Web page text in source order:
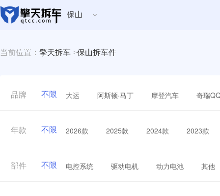
保山
当前位置： 擎天拆车 >保山拆车件
品牌 不限 大运 阿斯顿·马丁 摩登汽车 奇瑞
年款 不限 2026款 2025款 2024款 2023款
部件 不限 电控系统 驱动电机 动力电池 其他